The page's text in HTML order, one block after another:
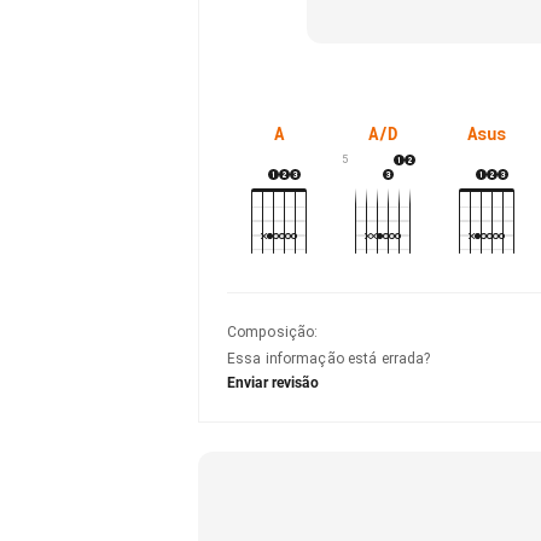
A A/D
5
Asus
Composição:
Essa informação está errada?
Enviar revisão